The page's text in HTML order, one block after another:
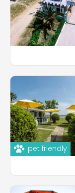
pet friendly